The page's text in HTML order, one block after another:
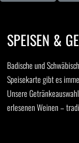
SPEISEN &
Badische und
Speisekarte gibt es
Unsere
erlesenen Weinen –